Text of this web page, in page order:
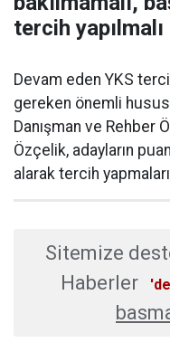
tercih yapılmalı
Devam eden YKS
gereken önemli
Danışman ve Rehber
Özçelik, adayların
alarak tercih
Sitemize
Haberler